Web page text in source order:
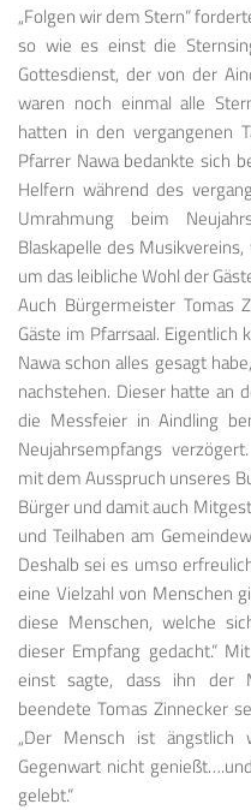
„Folgen wir dem Stern“
so wie es einst die
Gottesdienst, der von der
waren noch einmal alle
hatten in den vergangenen
Pfarrer Nawa bedankte sich
Helfern während des
Umrahmung beim
Blaskapelle des
um das leibliche Wohl der
Auch Bürgermeister Tomas
Gäste im Pfarrsaal.
Nawa schon alles gesagt
nachstehen. Dieser hatte an
die Messfeier in Aindling
Neujahrsempfangs
mit dem Ausspruch unseres
Bürger und damit auch
und Teilhaben am
Deshalb sei es umso
eine Vielzahl von Menschen
diese Menschen, welche
dieser Empfang gedacht.“
einst sagte, dass ihn der
beendete Tomas Zinnecker
„Der Mensch ist
Gegenwart nicht
gelebt.“